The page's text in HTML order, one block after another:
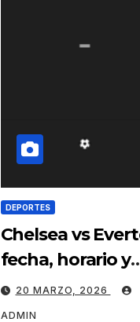
DEPORTES
Chelsea vs
fecha, horario y
claves del duelo
Stamford Bridge
20 MARZO, 2026
ADMIN